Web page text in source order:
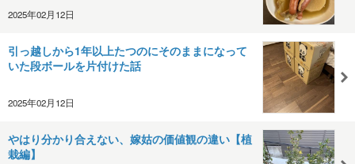
2025年02月12日
引っ越しから1年以上たつのにそのままになって
いた段ボールを片付けた話
2025年02月12日
やはり分かり合えない、嫁姑の価値観の違い【植
栽編】